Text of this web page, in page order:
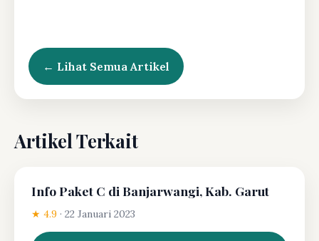
← Lihat Semua Artikel
Artikel Terkait
Info Paket C di Banjarwangi, Kab. Garut
★ 4.9 · 22 Januari 2023